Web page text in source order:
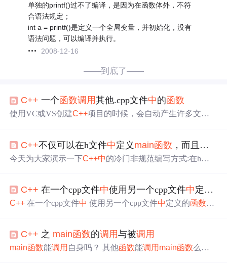
单独的printf()过不了编译，是因为在函数体外，不符
合语法规定；
int a = printf()是定义一个全局变量，并初始化，没有
语法问题，可以编译并执行。
2008-12-16
——到底了——
C++ 一个函数调用其他.cpp文件中的函数
使用VC或VS创建C++项目的时候，会自动产生许多文件
有一个文件中含有main()函数 ， 而且各个文件 中 不能使用
相同的函数 名进行定义； 那么要那么多文件放在项目中
()...
C++不仅可以在h文件中定义 main函数 ，而且还能在
今天为大家演示一下C++中的冷门非规范编写方式:在h文
main函数不仅可以在源文件中定义执行，且main函数也可
以在h文件中定义，并且调用源文件中的函数。 废话不多
+，右侧选择Win32控制台应用程序，点击确定。 3).名称设
置为Test后点击下一步 4).选择空项目
C++ 在一个cpp文件中使用另一个cpp文件中定义的
C++ 在一个cpp文件中 使用另一个cpp文件中定义的函数建
个console项目。 头文件 添加新文件，输入说要使用
声明，保存为.h文件。 int add(int a,int b); cpp文件 定义在.h
C++ 之 main函数的调用与被调用
main函数能调用 自身吗？ 其他函数能调用 main函数么？